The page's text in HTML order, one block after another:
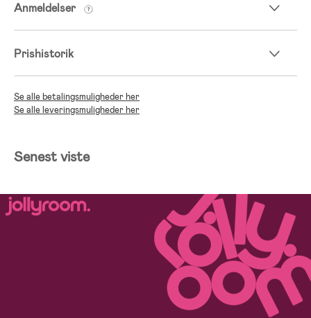
Anmeldelser
Prishistorik
Se alle betalingsmuligheder her
Se alle leveringsmuligheder her
Senest viste